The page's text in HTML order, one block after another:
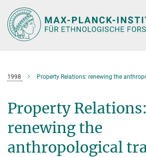
Hauptinhalt
1998 Property Relations: renewing the
Property Relations:
renewing the
anthropological